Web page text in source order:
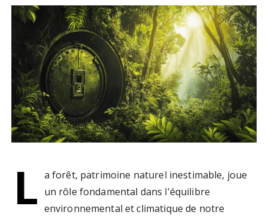
L a forêt, patrimoine naturel inestimable, joue
un rôle fondamental dans l'équilibre
environnemental et climatique de notre